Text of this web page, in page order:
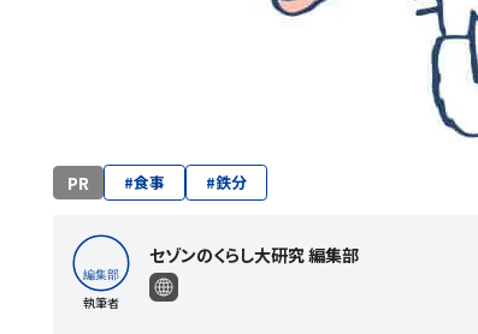
PR #食事 #鉄分
執筆者
セゾンのくらし大研究 編集部